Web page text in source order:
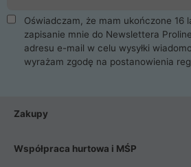
Oświadczam, że mam ukończone 16
zapisanie mnie do Newslettera
adresu e-mail w celu wysyłki
wyrażam zgodę na postanowienia
Zakupy
Współpraca hurtowa i MŚP